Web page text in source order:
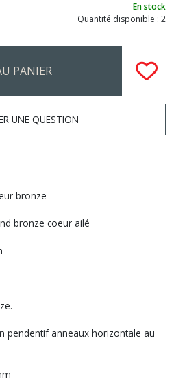
En stock
Quantité disponible : 2
PANIER
UNE QUESTION
bronze
bronze coeur ailé
pendentif anneaux horizontale au